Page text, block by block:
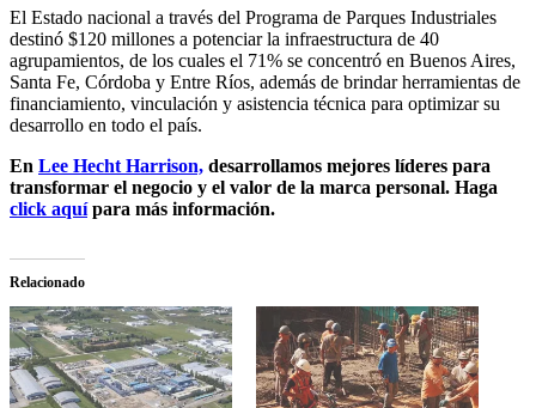
El Estado nacional a través del Programa de Parques Industriales
destinó $120 millones a potenciar la infraestructura de 40
agrupamientos, de los cuales el 71% se concentró en Buenos Aires,
Santa Fe, Córdoba y Entre Ríos, además de brindar herramientas de
financiamiento, vinculación y asistencia técnica para optimizar su
desarrollo en todo el país.
En Lee Hecht Harrison, desarrollamos mejores líderes para
transformar el negocio y el valor de la marca personal. Haga
click aquípara más información.
Relacionado